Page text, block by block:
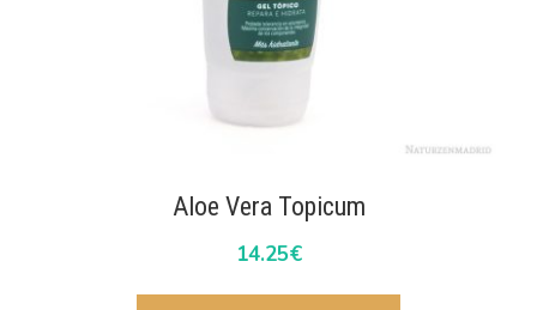
Aloe Vera Topicum
14.25€